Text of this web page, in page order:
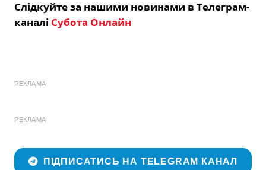
Слідкуйте за нашими новинами в Телеграм-
каналі Субота Онлайн
РЕКЛАМА
РЕКЛАМА
ПІДПИСАТИСЬ НА TELEGRAM КАНАЛ